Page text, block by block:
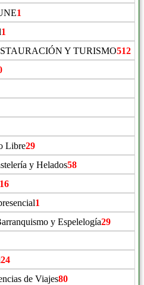
1
1
Y TURISMO512
Libre29
y Helados58
1
y Espelelogía29
24
de Viajes80